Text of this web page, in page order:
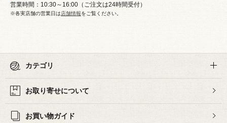
営業時間：10:30～16:00（ご注文は24時間受付）
※各実店舗の営業日は店舗情報をご覧ください。
カテゴリ
お取り寄せについて
お買い物ガイド